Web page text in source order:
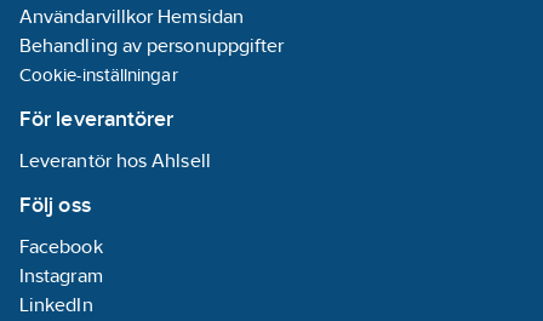
Användarvillkor Hemsidan
Behandling av personuppgifter
Cookie-inställningar
För leverantörer
Leverantör hos Ahlsell
Följ oss
Facebook
Instagram
LinkedIn